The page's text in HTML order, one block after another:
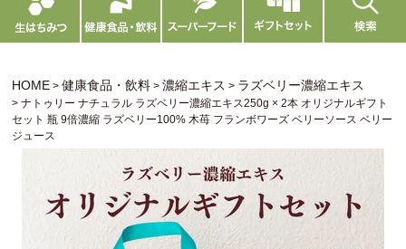
HOME 健康食品・飲料 濃縮エキス ラズベリー濃縮エキス
ナトゥリー ナチュラル ラズベリー濃縮エキス250g × 2本 オリジナルギフト
セット 瓶 9倍濃縮 ラズベリー100% 木苺 フランボワーズ ベリーソース ベリー
ジュース